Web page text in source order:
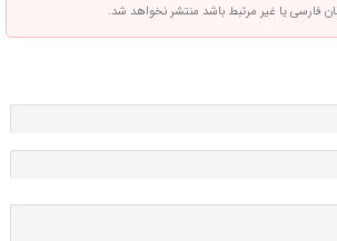
فارسی یا غیر مرتبط باشد منتشر نخواهد شد.